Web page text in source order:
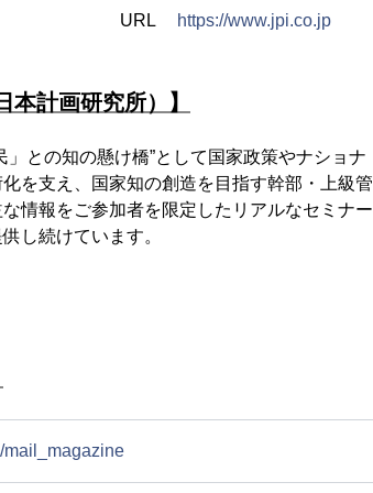
URL
https://www.jpi.co.jp
計画研究所）】
」との知の懸け橋”として国家政策やナショナ
を支え、国家知の創造を目指す幹部・上級管
情報をご参加者を限定したリアルなセミナー
し続けています。
mail_magazine